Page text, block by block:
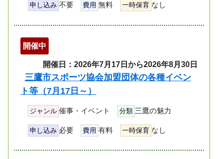
申し込み 不要 費用 無料 一時保育 なし
開催中
開催日：2026年7月17日から2026年8月30日
三鷹市スポーツ協会加盟団体の各種イベン
ト等（7月17日～）
ジャンル 催事・イベント 分類 三鷹の魅力
申し込み 必要 費用 有料 一時保育 なし